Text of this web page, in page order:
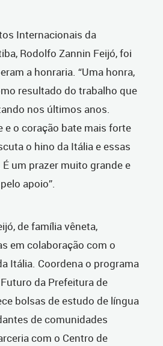
Internacionais da
Rodolfo Zannin Feijó, foi
a honraria. “Uma honra,
resultado do trabalho que
nos últimos anos.
e o coração bate mais forte
o hino da Itália e essas
um prazer muito grande e
apoio”.
de família vêneta,
em colaboração com o
Itália. Coordena o programa
da Prefeitura de
bolsas de estudo de língua
de comunidades
com o Centro de